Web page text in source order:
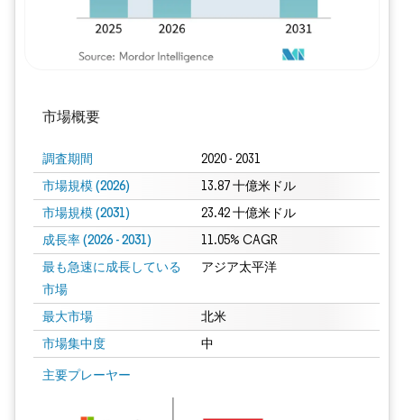
市場概要
調査期間 2020 - 2031
市場規模 (2026) 13.87 十億米ドル
市場規模 (2031) 23.42 十億米ドル
成長率 (2026 - 2031) 11.05% CAGR
最も急速に成長している
市場
アジア太平洋
最大市場 北米
市場集中度 中
主要プレーヤー
画像 © Mordor Intelligence。再利用にはCC BY 4.0の表示が必要です。